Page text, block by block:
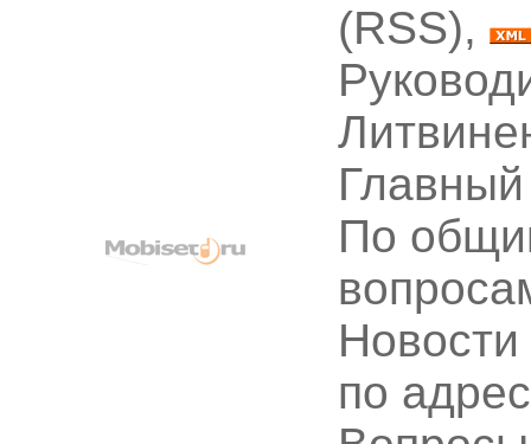
(RSS),
По
по